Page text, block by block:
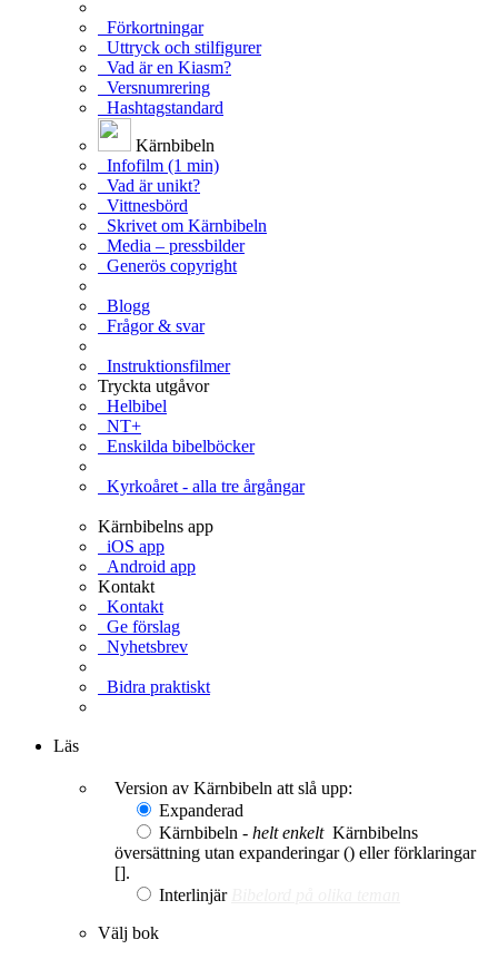
Förkortningar
Uttryck och stilfigurer
Vad är en Kiasm?
Versnumrering
Hashtagstandard
Kärnbibeln
Infofilm (1 min)
Vad är unikt?
Vittnesbörd
Skrivet om Kärnbibeln
Media – pressbilder
Generös copyright
Blogg
Frågor & svar
Instruktionsfilmer
Tryckta utgåvor
Helbibel
NT+
Enskilda bibelböcker
Kyrkoåret - alla tre årgångar
Kärnbibelns app
iOS app
Android app
Kontakt
Kontakt
Ge förslag
Nyhetsbrev
Bidra praktiskt
Läs
Version av Kärnbibeln att slå upp:
Expanderad
Kärnbibeln - helt enkelt Kärnbibelns
översättning utan expanderingar () eller förklaringar
[].
Interlinjär
Välj bok